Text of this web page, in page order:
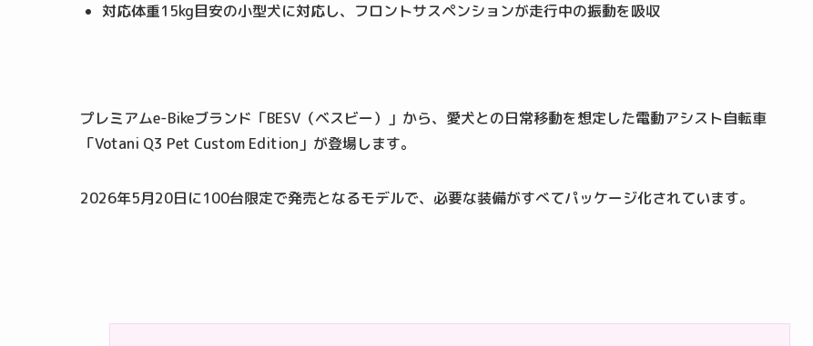
対応体重15kg目安の小型犬に対応し、フロントサスペンションが走行中の振動を吸収
プレミアムe-Bikeブランド「BESV（ベスビー）」から、愛犬との日常移動を想定した電動アシスト自転車
「Votani Q3 Pet Custom Edition」が登場します。
2026年5月20日に100台限定で発売となるモデルで、必要な装備がすべてパッケージ化されています。